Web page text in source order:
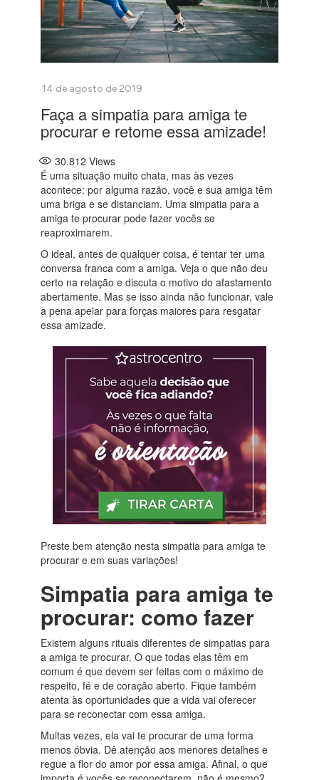
Faça a simpatia para amiga te
procurar e retome essa amizade!
30.812 Views
É uma situação muito chata, mas às vezes
acontece: por alguma razão, você e sua amiga têm
uma briga e se distanciam. Uma simpatia para a
amiga te procurar pode fazer vocês se
reaproximarem.
O ideal, antes de qualquer coisa, é tentar ter uma
conversa franca com a amiga. Veja o que não deu
certo na relação e discuta o motivo do afastamento
abertamente. Mas se isso ainda não funcionar, vale
a pena apelar para forças maiores para resgatar
essa amizade.
Preste bem atenção nesta simpatia para amiga te
procurar e em suas variações!
Simpatia para amiga te
procurar: como fazer
Existem alguns rituais diferentes de simpatias para
a amiga te procurar. O que todas elas têm em
comum é que devem ser feitas com o máximo de
respeito, fé e de coração aberto. Fique também
atenta às oportunidades que a vida vai oferecer
para se reconectar com essa amiga.
Muitas vezes, ela vai te procurar de uma forma
menos óbvia. Dê atenção aos menores detalhes e
regue a flor do amor por essa amiga. Afinal, o que